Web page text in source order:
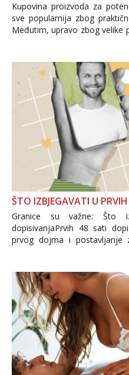
Kupovina proizvoda za
sve popularnija zbog
Međutim, upravo zbog velike
i brojni krivotvoreni
ŠTO IZBJEGAVATI U
Granice su važne: Što
dopisivanjaPrvih 48 sati
prvog dojma i postavljanje
Važno je izbjeći prebrzo
informacija, jer
povjerenje. Takođe...